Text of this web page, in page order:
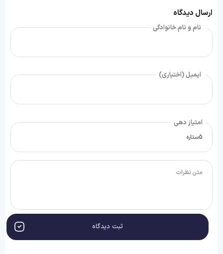
ارسال دیدگاه
نام و نام خانوادگی
ایمیل (اختیاری)
امتیاز دهی
ثبت دیدگاه